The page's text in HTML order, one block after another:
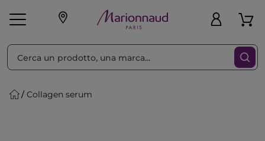
Make-up Profumi
Collagen serum
Ordina per Filtra